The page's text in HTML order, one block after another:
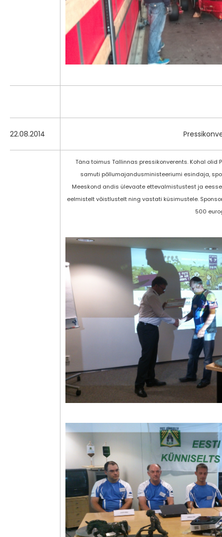
22.08.2014
Täna toimus Tallinnas pressikonverents. Kohal
samuti põllumajandusministeeriumi esindaja,
Meeskond andis ülevaate ettevalmistustest ja
eelmistelt võistlustelt ning vastati küsimustele.
500